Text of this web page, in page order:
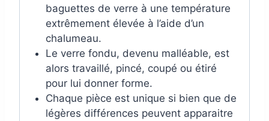
baguettes de verre à une température
extrêmement élevée à l’aide d’un
chalumeau.
Le verre fondu, devenu malléable, est
alors travaillé, pincé, coupé ou étiré
pour lui donner forme.
Chaque pièce est unique si bien que de
légères différences peuvent apparaitre